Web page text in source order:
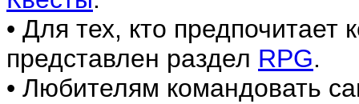
• Для тех, кто
представлен раздел RPG.
• Любителям командовать